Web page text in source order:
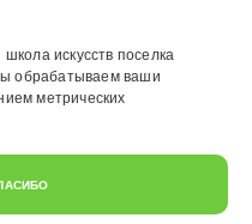
учреждение
школа искусств поселка
сайта согласуется с
данных
искусств поселка
обрабатываем ваши
метрических